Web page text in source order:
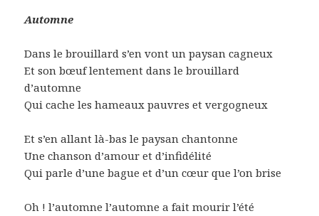
Automne
Dans le brouillard s’en vont un paysan cagneux
Et son bœuf lentement dans le brouillard
d’automne
Qui cache les hameaux pauvres et vergogneux
Et s’en allant là-bas le paysan chantonne
Une chanson d’amour et d’infidélité
Qui parle d’une bague et d’un cœur que l’on brise
Oh ! l’automne l’automne a fait mourir l’été